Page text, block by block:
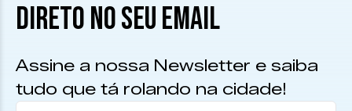
DIRETO NO SEU EMAIL
Assine a nossa Newsletter e saiba
tudo que tá rolando na cidade!